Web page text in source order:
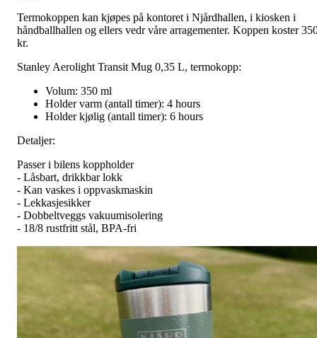
Termokoppen kan kjøpes på kontoret i Njårdhallen, i kiosken i
håndballhallen og ellers vedr våre arragementer. Koppen koster
kr.
Stanley Aerolight Transit Mug 0,35 L, termokopp:
Volum: 350 ml
Holder varm (antall timer): 4 hours
Holder kjølig (antall timer): 6 hours
Detaljer:
Passer i bilens koppholder
- Låsbart, drikkbar lokk
- Kan vaskes i oppvaskmaskin
- Lekkasjesikker
- Dobbeltveggs vakuumisolering
- 18/8 rustfritt stål, BPA-fri